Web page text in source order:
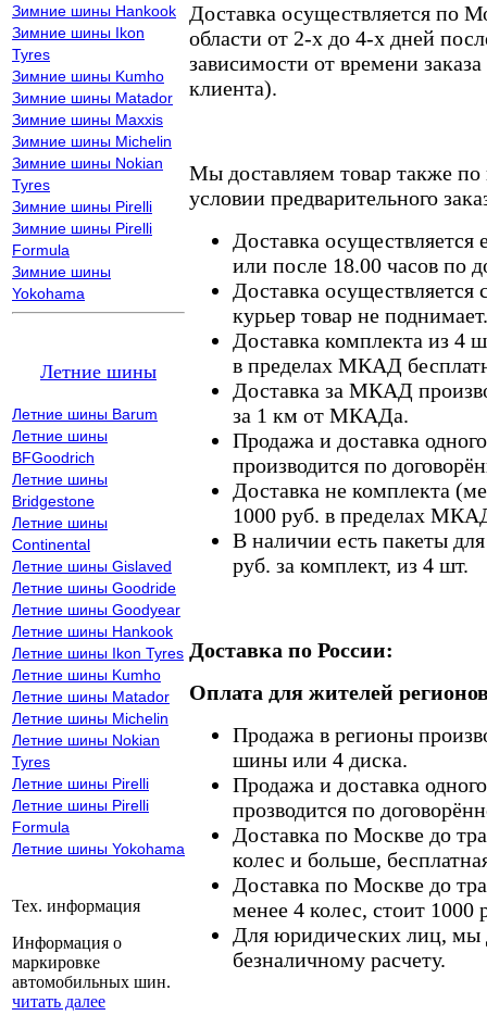
Зимние шины Hankook
Зимние шины Ikon
Tyres
Зимние шины Kumho
Зимние шины Matador
Зимние шины Maxxis
Зимние шины Michelin
Зимние шины Nokian
Tyres
Зимние шины Pirelli
Зимние шины Pirelli
Formula
Зимние шины
Yokohama
Летние шины
Летние шины Barum
Летние шины
BFGoodrich
Летние шины
Bridgestone
Летние шины
Continental
Летние шины Gislaved
Летние шины Goodride
Летние шины Goodyear
Летние шины Hankook
Летние шины Ikon Tyres
Летние шины Kumho
Летние шины Matador
Летние шины Michelin
Летние шины Nokian
Tyres
Летние шины Pirelli
Летние шины Pirelli
Formula
Летние шины Yokohama
Тех. информация
Информация о
маркировке
автомобильных шин.
читать далее
Доставка осуществляется по
области от 2-х до 4-х дней
зависимости от времени
клиента).
Мы доставляем товар также
условии предварительного
Доставка осуществляется
или после 18.00 часов по
Доставка осуществляется
курьер товар не поднимает.
Доставка комплекта из 4
в пределах МКАД
Доставка за МКАД
за 1 км от МКАДа.
Продажа и доставка
производится по
Доставка не комплекта
1000 руб. в пределах
В наличии есть пакеты
руб. за комплект, из 4 шт.
Доставка по России:
Оплата для жителей
Продажа в регионы
шины или 4 диска.
Продажа и доставка
прозводится по
Доставка по Москве до
колес и больше,
Доставка по Москве до
менее 4 колес, стоит 1000
Для юридических лиц, мы
безналичному расчету.